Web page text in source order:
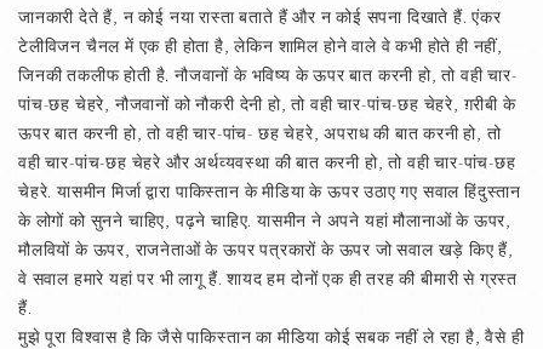
जानकारी देते हैं, न कोई नया रास्ता बताते हैं और न कोई सपना दिखाते हैं. एंकर
टेलीविजन चैनल में एक ही होता है, लेकिन शामिल होने वाले वे कभी होते ही नहीं,
जिनकी तकलीफ होती है. नौजवानों के भविष्य के ऊपर बात करनी हो, तो वही चार-
पांच-छह चेहरे, नौजवानों को नौकरी देनी हो, तो वही चार-पांच-छह चेहरे, ग़रीबी के
ऊपर बात करनी हो, तो वही चार-पांच- छह चेहरे, अपराध की बात करनी हो, तो
वही चार-पांच-छह चेहरे और अर्थव्यवस्था की बात करनी हो, तो वही चार-पांच-छह
चेहरे. यासमीन मिर्जा द्वारा पाकिस्तान के मीडिया के ऊपर उठाए गए सवाल हिंदुस्तान
के लोगों को सुनने चाहिए, पढ़ने चाहिए. यासमीन ने अपने यहां मौलानाओं के ऊपर,
मौलवियों के ऊपर, राजनेताओं के ऊपर पत्रकारों के ऊपर जो सवाल खड़े किए हैं,
वे सवाल हमारे यहां पर भी लागू हैं. शायद हम दोनों एक ही तरह की बीमारी से ग्रस्त
हैं.
मुझे पूरा विश्‍वास है कि जैसे पाकिस्तान का मीडिया कोई सबक नहीं ले रहा है, वैसे ही